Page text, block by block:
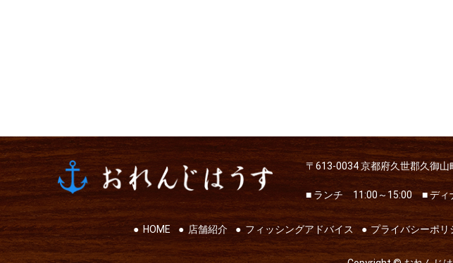
〒613-0034京都府久世郡久御
■ ランチ 11:00～15:00■ ディ
HOME 店舗紹介 フィッシングアドバイス プライバシーポリ